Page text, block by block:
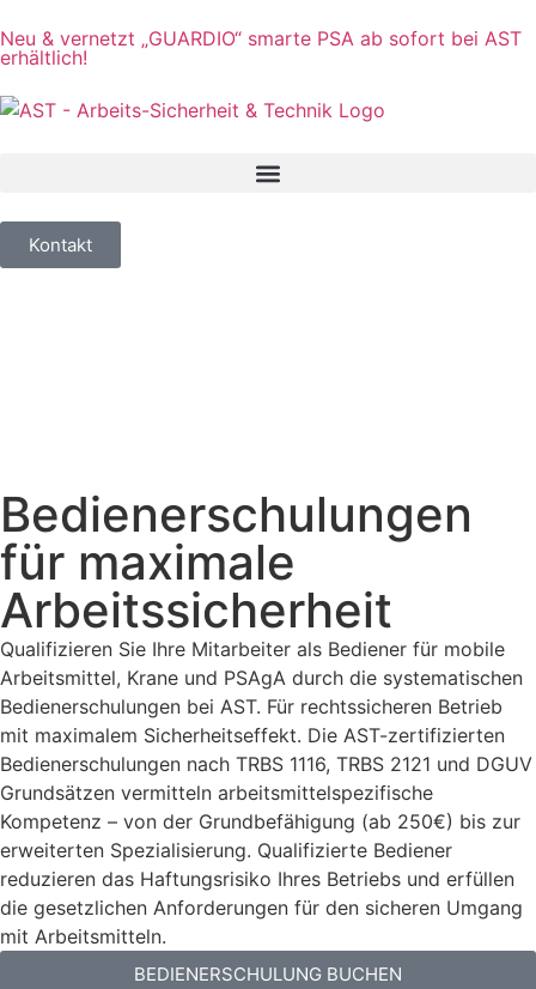
springen
Neu & vernetzt „GUARDIO“ smarte PSA ab sofort bei AST
erhältlich!
Kontakt
Bedienerschulungen
für maximale
Arbeitssicherheit
Qualifizieren Sie Ihre Mitarbeiter als Bediener für mobile
Arbeitsmittel, Krane und PSAgA durch die systematischen
Bedienerschulungen bei AST. Für rechtssicheren Betrieb
mit maximalem Sicherheitseffekt. Die AST-zertifizierten
Bedienerschulungen nach TRBS 1116, TRBS 2121 und DGUV
Grundsätzen vermitteln arbeitsmittelspezifische
Kompetenz – von der Grundbefähigung (ab 250€) bis zur
erweiterten Spezialisierung. Qualifizierte Bediener
reduzieren das Haftungsrisiko Ihres Betriebs und erfüllen
die gesetzlichen Anforderungen für den sicheren Umgang
mit Arbeitsmitteln.
BEDIENERSCHULUNG BUCHEN